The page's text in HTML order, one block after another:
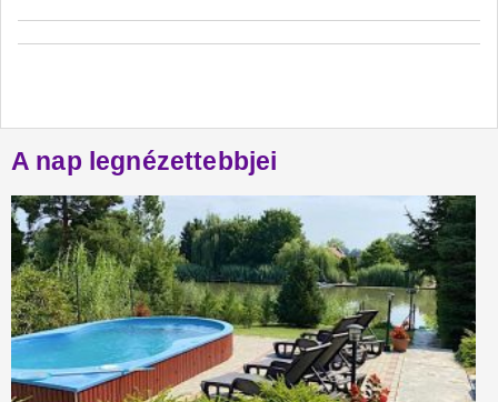
A nap legnézettebbjei